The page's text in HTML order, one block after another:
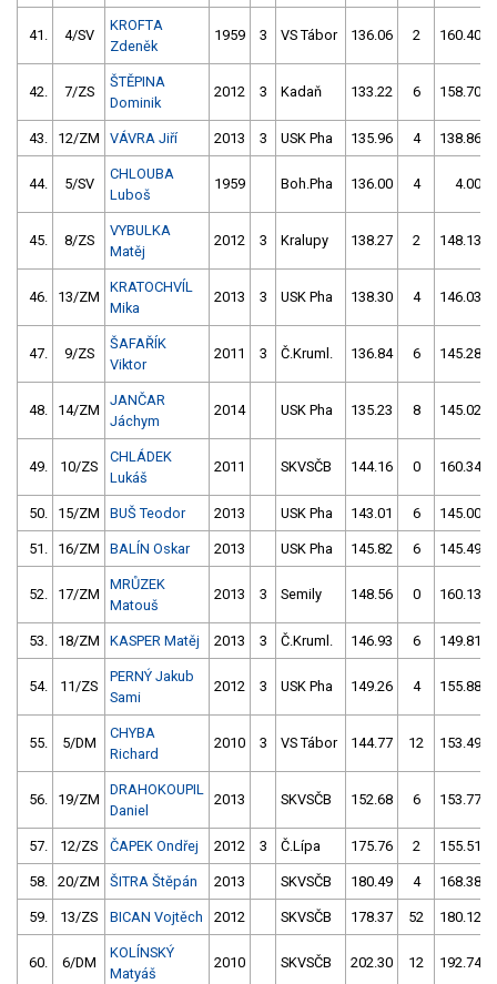
41. 4/SV
KROFTA
Zdeněk
1959 3 VS Tábor 136.06 2 160.40
42. 7/ZS
ŠTĚPINA
Dominik
2012 3 Kadaň 133.22 6 158.70
43. 12/ZM VÁVRA Jiří 2013 3 USK Pha 135.96 4 138.86
44. 5/SV
CHLOUBA
Luboš
1959 Boh.Pha 136.00 4 4.00
45. 8/ZS
VYBULKA
Matěj
2012 3 Kralupy 138.27 2 148.13
46. 13/ZM
KRATOCHVÍL
Mika
2013 3 USK Pha 138.30 4 146.03
47. 9/ZS
ŠAFAŘÍK
Viktor
2011 3 Č.Kruml. 136.84 6 145.28
48. 14/ZM
JANČAR
Jáchym
2014 USK Pha 135.23 8 145.02
49. 10/ZS
CHLÁDEK
Lukáš
2011 SKVSČB 144.16 0 160.34
50. 15/ZM BUŠ Teodor 2013 USK Pha 143.01 6 145.00
51. 16/ZM BALÍN Oskar 2013 USK Pha 145.82 6 145.49
52. 17/ZM
MRŮZEK
Matouš
2013 3 Semily 148.56 0 160.13
53. 18/ZM KASPER Matěj 2013 3 Č.Kruml. 146.93 6 149.81
54. 11/ZS
PERNÝ Jakub
Sami
2012 3 USK Pha 149.26 4 155.88
55. 5/DM
CHYBA
Richard
2010 3 VS Tábor 144.77 12 153.49
56. 19/ZM
DRAHOKOUPIL
Daniel
2013 SKVSČB 152.68 6 153.77
57. 12/ZS ČAPEK Ondřej 2012 3 Č.Lípa 175.76 2 155.51
58. 20/ZM ŠITRA Štěpán 2013 SKVSČB 180.49 4 168.38
59. 13/ZS BICAN Vojtěch 2012 SKVSČB 178.37 52 180.12
60. 6/DM
KOLÍNSKÝ
Matyáš
2010 SKVSČB 202.30 12 192.74